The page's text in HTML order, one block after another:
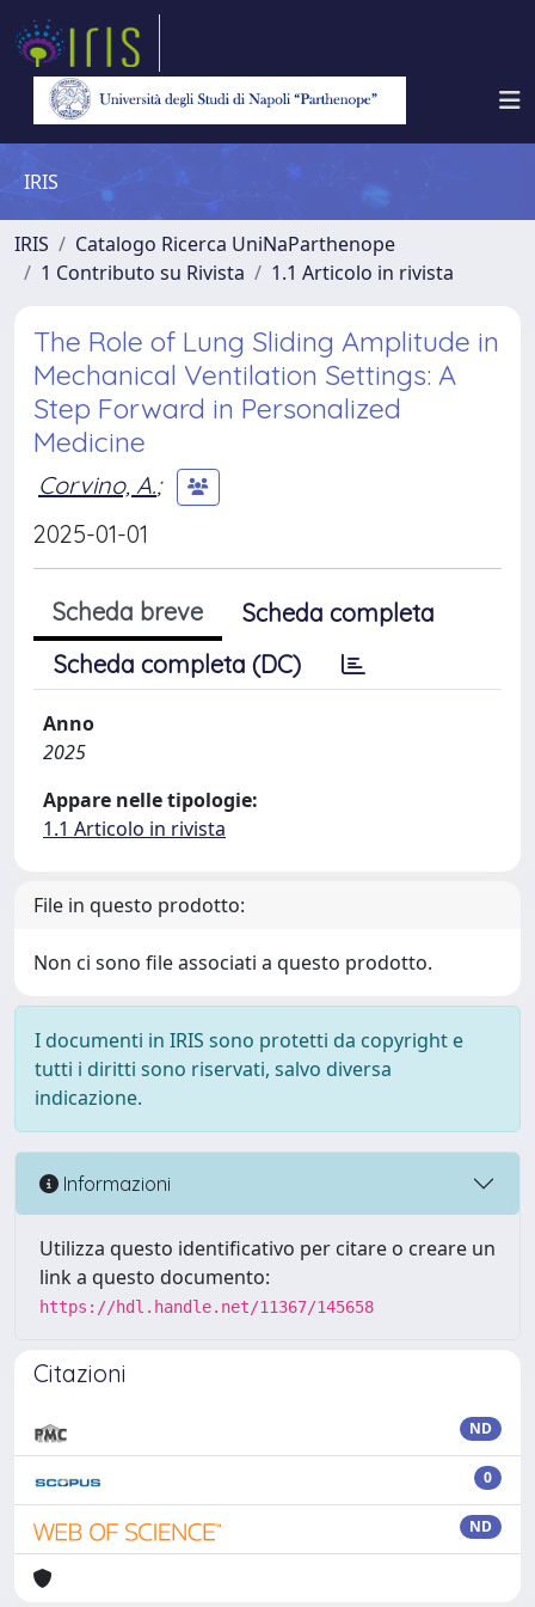
IRIS
IRIS
Catalogo Ricerca UniNaParthenope
1 Contributo su Rivista
1.1 Articolo in rivista
The Role of Lung Sliding Amplitude in
Mechanical Ventilation Settings: A
Step Forward in Personalized
Medicine
Corvino, A.;
2025-01-01
Scheda breve
Scheda completa
Scheda completa (DC)
Anno
2025
Appare nelle tipologie:
1.1 Articolo in rivista
File in questo prodotto:
Non ci sono file associati a questo prodotto.
I documenti in IRIS sono protetti da copyright e
tutti i diritti sono riservati, salvo diversa
indicazione.
Informazioni
Utilizza questo identificativo per citare o creare un
link a questo documento:
https://hdl.handle.net/11367/145658
Citazioni
ND
0
ND